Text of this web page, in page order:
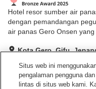
Hotel resor sumber air
dengan pemandangan
air panas Gero Onsen yang
Kota Gero, Gifu,
Sangat baik
Situs web ini
pengalaman pengguna
lintas di situs web kami.